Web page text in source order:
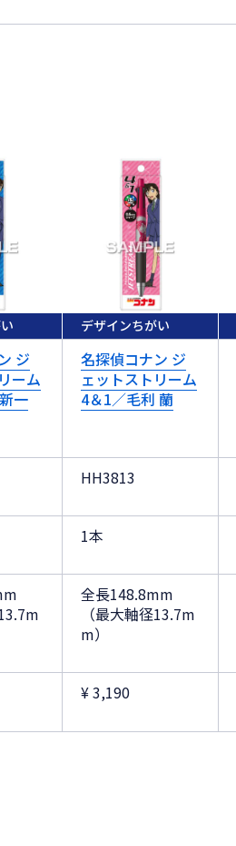
ジ
ーム
一
デザインちがい
名探偵コナン ジ
ェットストリーム
4＆1／毛利 蘭
HH3813
1本
全長148.8mm
（最大軸径13.7m
m）
¥ 3,190